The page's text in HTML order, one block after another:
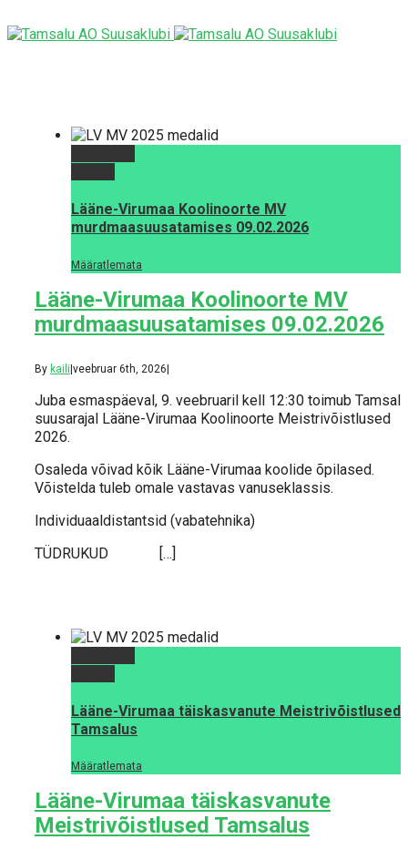
Lääne-Virumaa Koolinoorte MV
murdmaasuusatamises 09.02.2026
Määratlemata
Lääne-Virumaa Koolinoorte MV
murdmaasuusatamises 09.02.2026
By kaili veebruar 6th, 2026
Juba esmaspäeval, 9. veebruaril kell 12:30 toimub Tamsalu
suusarajal Lääne-Virumaa Koolinoorte Meistrivõistlused
2026.
Osaleda võivad kõik Lääne-Virumaa koolide õpilased.
Võistelda tuleb omale vastavas vanuseklassis.
Individuaaldistantsid (vabatehnika)
TÜDRUKUD […]
Lääne-Virumaa täiskasvanute Meistrivõistlused
Tamsalus
Määratlemata
Lääne-Virumaa täiskasvanute
Meistrivõistlused Tamsalus